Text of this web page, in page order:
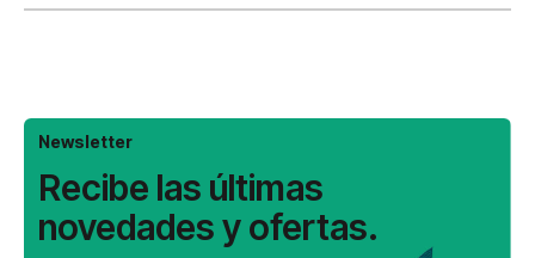
Newsletter
Recibe las últimas
novedades y ofertas.